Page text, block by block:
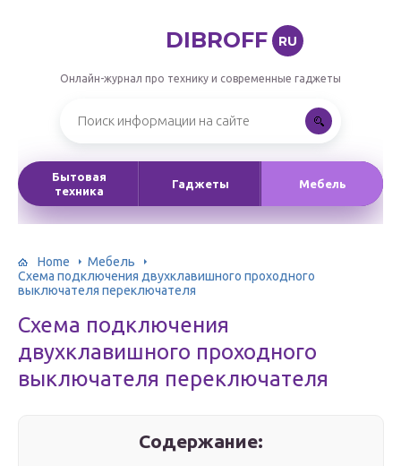
DIBROFF RU
Онлайн-журнал про технику и современные гаджеты
Бытовая
техника
Гаджеты Мебель
Home
Мебель
Cхема подключения двухклавишного проходного
выключателя переключателя
Cхема подключения
двухклавишного проходного
выключателя переключателя
Содержание: